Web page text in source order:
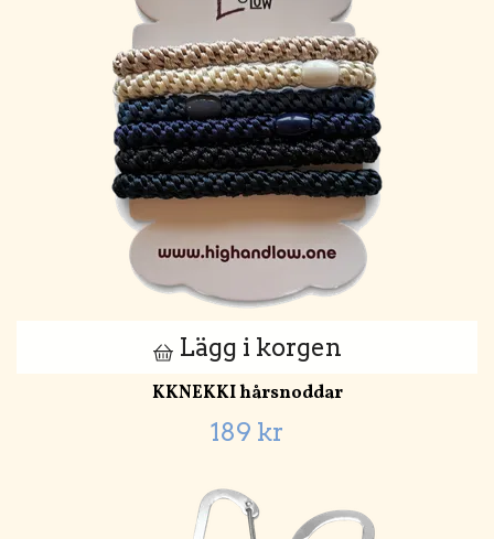
Lägg i korgen
KKNEKKI hårsnoddar
189 kr